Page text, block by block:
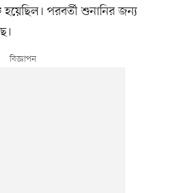
পরবর্তী শুনানির জন্য